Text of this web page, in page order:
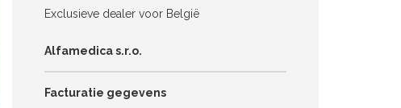
Exclusieve dealer voor België
Alfamedica s.r.o.
Facturatie gegevens